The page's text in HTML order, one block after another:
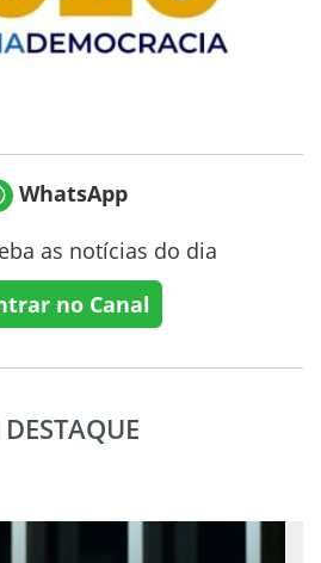
WhatsApp
as notícias do dia
no Canal